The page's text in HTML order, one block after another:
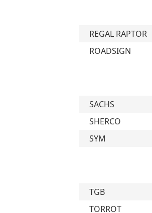
REGAL RAPTOR
ROADSIGN
SACHS
SHERCO
SYM
TGB
TORROT